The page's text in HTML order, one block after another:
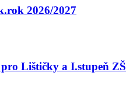
2026/2027
Lištičky a I.stupeň ZŠ